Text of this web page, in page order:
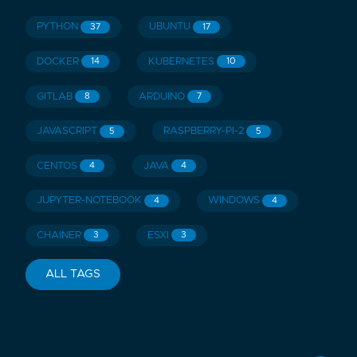
PYTHON 37 UBUNTU 17
DOCKER 14 KUBERNETES 10
GITLAB 8 ARDUINO 7
JAVASCRIPT 5 RASPBERRY-PI-2 5
CENTOS 4 JAVA 4
JUPYTER-NOTEBOOK 4 WINDOWS 4
CHAINER 3 ESXI 3
ALL TAGS